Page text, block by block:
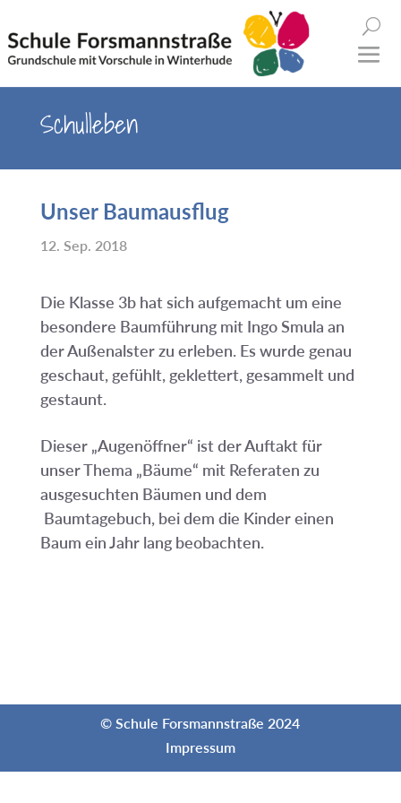
Schulleben
Unser Baumausflug
12. Sep. 2018
Die Klasse 3b hat sich aufgemacht um eine
besondere Baumführung mit Ingo Smula an
der Außenalster zu erleben. Es wurde genau
geschaut, gefühlt, geklettert, gesammelt und
gestaunt.
Dieser „Augenöffner“ ist der Auftakt für
unser Thema „Bäume“ mit Referaten zu
ausgesuchten Bäumen und dem
Baumtagebuch, bei dem die Kinder einen
Baum ein Jahr lang beobachten.
© Schule Forsmannstraße 2024
Impressum